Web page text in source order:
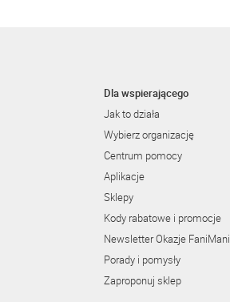
Dla wspierającego
Jak to działa
Wybierz organizację
Centrum pomocy
Aplikacje
Sklepy
Kody rabatowe i promocje
Newsletter Okazje FaniMani
Porady i pomysły
Zaproponuj sklep